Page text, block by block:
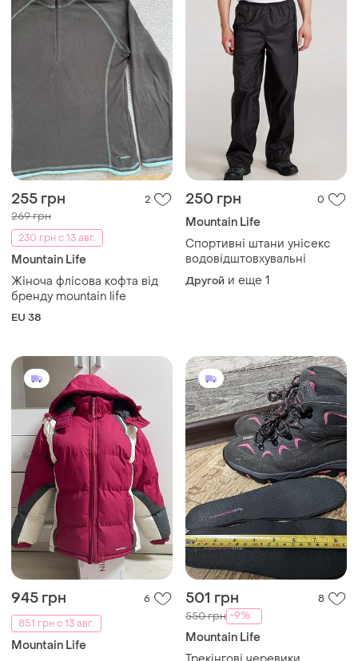
255 грн 2
269 грн
230 грн с 13 авг.
Mountain Life
Жіноча флісова кофта від
бренду mountain life
EU 38
250 грн 0
Mountain Life
Спортивні штани унісекс
водовідштовхувальні
Другой и еще 1
945 грн
6
851 грн с 13 авг.
Mountain Life
501 грн 8
550 грн -9%
Mountain Life